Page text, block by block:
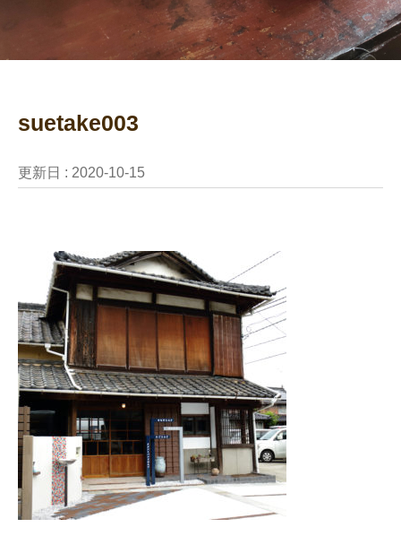
suetake003
更新日 : 2020-10-15